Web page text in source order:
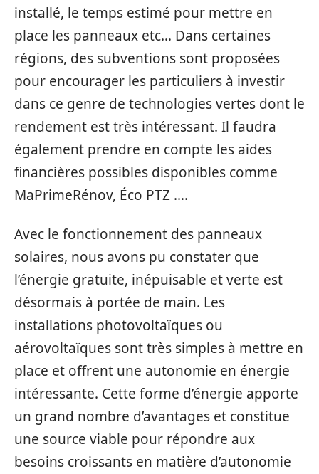
installé, le temps estimé pour mettre en
place les panneaux etc… Dans certaines
régions, des subventions sont proposées
pour encourager les particuliers à investir
dans ce genre de technologies vertes dont le
rendement est très intéressant. Il faudra
également prendre en compte les aides
financières possibles disponibles comme
MaPrimeRénov, Éco PTZ ….
Avec le fonctionnement des panneaux
solaires, nous avons pu constater que
l’énergie gratuite, inépuisable et verte est
désormais à portée de main. Les
installations photovoltaïques ou
aérovoltaïques sont très simples à mettre en
place et offrent une autonomie en énergie
intéressante. Cette forme d’énergie apporte
un grand nombre d’avantages et constitue
une source viable pour répondre aux
besoins croissants en matière d’autonomie